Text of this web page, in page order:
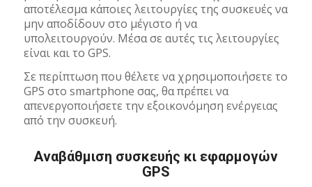
αποτέλεσμα κάποιες λειτουργίες της συσκευές να
μην αποδίδουν στο μέγιστο ή να
υπολειτουργούν. Μέσα σε αυτές τις λειτουργίες
είναι και το GPS.
Σε περίπτωση που θέλετε να χρησιμοποιήσετε το
GPS στο smartphone σας, θα πρέπει να
απενεργοποιήσετε την εξοικονόμηση ενέργειας
από την συσκευή.
Αναβάθμιση συσκευής κι εφαρμογών
GPS